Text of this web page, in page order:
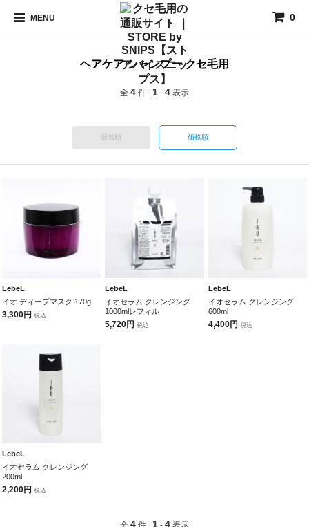
MENU 0
ヘアケア シャンプー クセ毛用
全 4 件 1 - 4 表示
新着順 価格順
LebeL
イオ ディープマスク 170g
3,300円 税込
LebeL
イオセラム クレンジング
1000mlレフィル
5,720円 税込
LebeL
イオセラム クレンジング
600ml
4,400円 税込
LebeL
イオセラム クレンジング
200ml
2,200円 税込
全 4 件 1 - 4 表示